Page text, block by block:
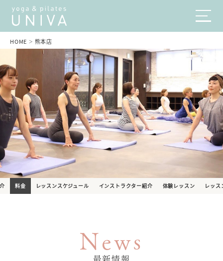
HOME > 熊本店
料金 レッスンスケジュール インストラクター紹介 体験レッスン レッス
News
最新情報